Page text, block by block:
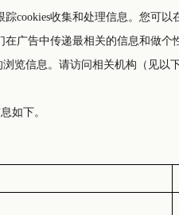
踪cookies收集和处理信息。您可
广告中传递最相关的信息和做
浏览信息。请访问相关机构（见
如下。